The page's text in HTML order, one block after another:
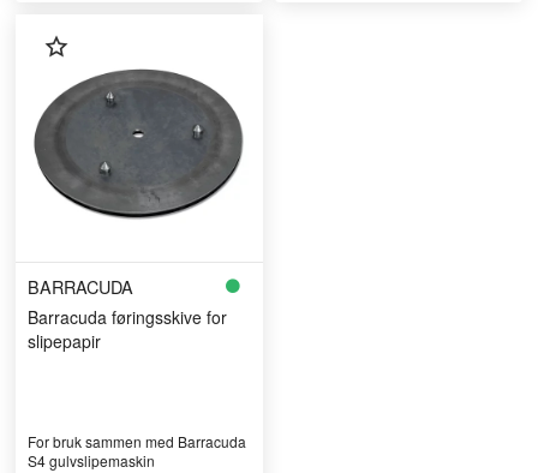
BARRACUDA
Barracuda føringsskive for
slipepapir
For bruk sammen med Barracuda
S4 gulvslipemaskin